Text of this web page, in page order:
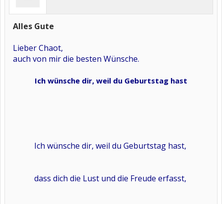
Alles Gute
Lieber Chaot,
auch von mir die besten Wünsche.
Ich wünsche dir, weil du Geburtstag hast
Ich wünsche dir, weil du Geburtstag hast,
dass dich die Lust und die Freude erfasst,